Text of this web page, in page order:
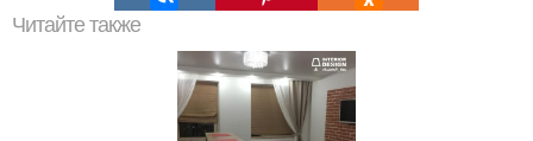
Читайте также